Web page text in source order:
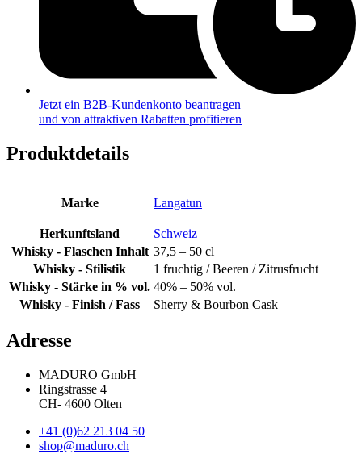
Jetzt ein B2B-Kundenkonto beantragen
und von attraktiven Rabatten profitieren
Produktdetails
Marke Langatun
Herkunftsland
Schweiz
Whisky - Flaschen Inhalt 37,5 – 50 cl
Whisky - Stilistik
1 fruchtig / Beeren / Zitrusfrucht
Whisky - Stärke in % vol. 40% – 50% vol.
Whisky - Finish / Fass
Sherry & Bourbon Cask
Adresse
MADURO GmbH
Ringstrasse 4
CH- 4600 Olten
+41 (0)62 213 04 50
shop@maduro.ch